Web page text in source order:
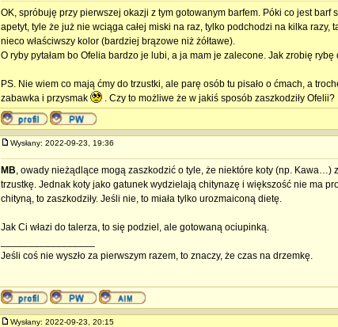
OK, spróbuję przy pierwszej okazji z tym gotowanym barfem. Póki co jest barf
apetyt, tyle że już nie wciąga całej miski na raz, tylko podchodzi na kilka
nieco właściwszy kolor (bardziej brązowe niż żółtawe).
O ryby pytałam bo Ofelia bardzo je lubi, a ja mam je zalecone. Jak zrobię
PS. Nie wiem co mają ćmy do trzustki, ale parę osób tu pisało o ćmach, a
zabawka i przysmak
. Czy to możliwe że w jakiś sposób zaszkodziły Ofelii?
Wysłany: 2022-09-23, 19:36
MB, owady nieżądlące mogą zaszkodzić o tyle, że niektóre koty (np. Kawa…)
trzustkę. Jednak koty jako gatunek wydzielają chitynazę i większość nie ma
chityną, to zaszkodziły. Jeśli nie, to miała tylko urozmaiconą dietę.
Jak Ci włazi do talerza, to się podziel, ale gotowaną ociupinką.
Jeśli coś nie wyszło za pierwszym razem, to znaczy, że czas na drzemkę.
Wysłany: 2022-09-23, 20:15